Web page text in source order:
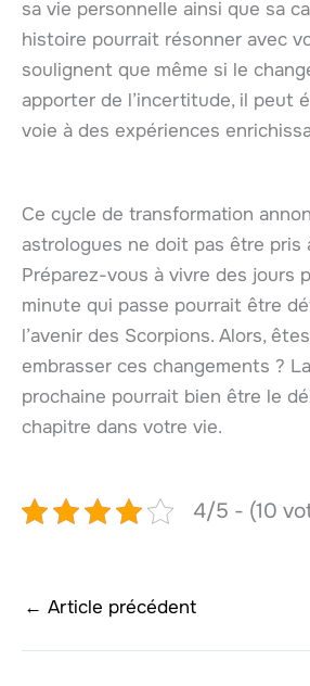
sa vie personnelle ainsi que sa
histoire pourrait résonner avec
soulignent que même si le
apporter de l’incertitude, il peut
voie à des expériences
Ce cycle de transformation
astrologues ne doit pas être pris
Préparez-vous à vivre des jours
minute qui passe pourrait être
l’avenir des Scorpions. Alors,
embrasser ces changements ?
prochaine pourrait bien être le
chapitre dans votre vie.
4/5 - (10
← Article précédent